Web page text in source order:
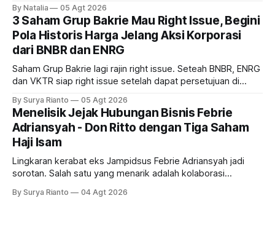
diprediksi semakin terlihat mendekati 2027. Kira-kira gimana
prospeknya? apakah masih menarik dilirik sektor ini?
By Natalia 05 Agt 2026
3 Saham Grup Bakrie Mau Right Issue, Begini
Pola Historis Harga Jelang Aksi Korporasi
dari BNBR dan ENRG
Saham Grup Bakrie lagi rajin right issue. Seteah BNBR, ENRG
dan VKTR siap right issue setelah dapat persetujuan di
pola saham Grup Bakrie jelang right issue
By Surya Rianto 05 Agt 2026
Menelisik Jejak Hubungan Bisnis Febrie
Adriansyah - Don Ritto dengan Tiga Saham
Haji Isam
Lingkaran kerabat eks Jampidsus Febrie Adriansyah jadi
sorotan. Salah satu yang menarik adalah kolaborasi
Bagaimana hubungannya?
By Surya Rianto 04 Agt 2026